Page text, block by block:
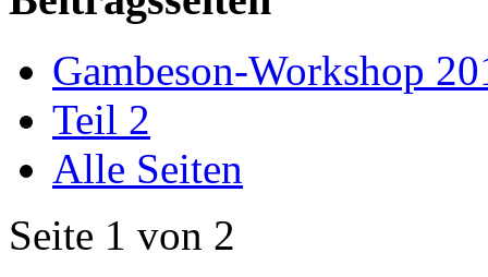
Gambeson-Workshop
Teil 2
Alle Seiten
Seite 1 von 2